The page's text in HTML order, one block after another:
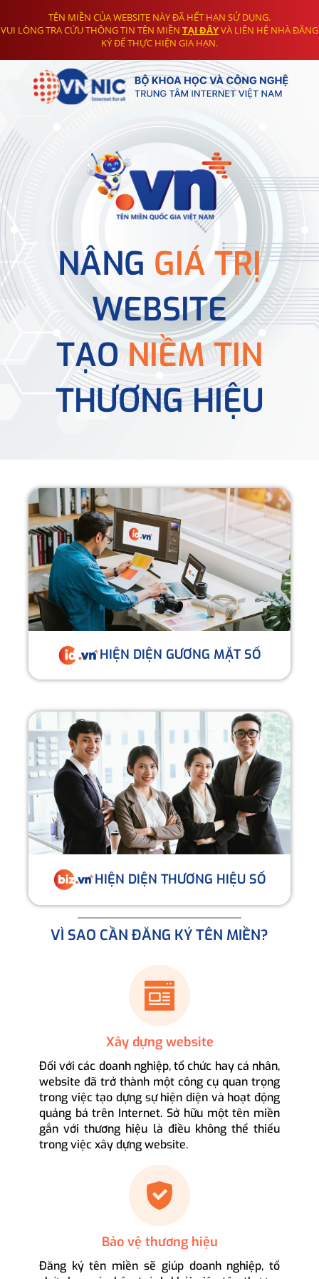
TÊN MIỀN CỦA WEBSITE NÀY ĐÃ HẾT HẠN SỬ DỤNG.
VUI LÒNG TRA CỨU THÔNG TIN TÊN MIỀN TẠI ĐÂYVÀ LIÊN HỆ NHÀ ĐĂNG
KÝ ĐỂ THỰC HIỆN GIA HẠN.
NÂNG GIÁ TRỊ
WEBSITE
TẠONIỀM TIN
THƯƠNG HIỆU
HIỆN DIỆN GƯƠNG MẶT SỐ
HIỆN DIỆN THƯƠNG HIỆU SỐ
VÌ SAO CẦN ĐĂNG KÝ TÊN MIỀN?
Xây dựng website
Đối với các doanh nghiệp, tổ chức hay cá nhân,
website đã trở thành một công cụ quan trọng
trong việc tạo dựng sự hiện diện và hoạt động
quảng bá trên Internet. Sở hữu một tên miền
gắn với thương hiệu là điều không thể thiếu
trong việc xây dựng website.
Bảo vệ thương hiệu
Đăng ký tên miền sẽ giúp doanh nghiệp, tổ